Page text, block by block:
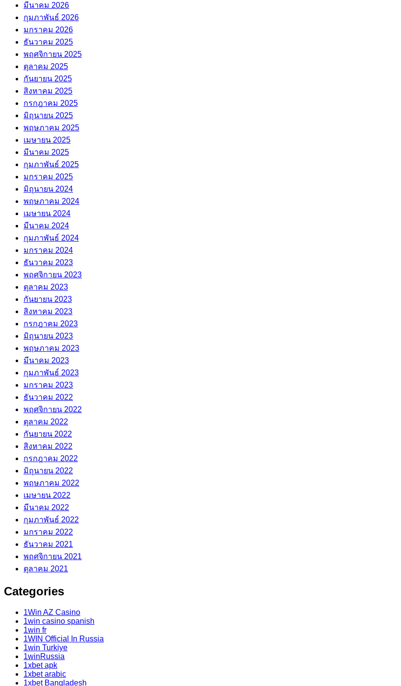
มีนาคม 2026
กุมภาพันธ์ 2026
มกราคม 2026
ธันวาคม 2025
พฤศจิกายน 2025
ตุลาคม 2025
กันยายน 2025
สิงหาคม 2025
กรกฎาคม 2025
มิถุนายน 2025
พฤษภาคม 2025
เมษายน 2025
มีนาคม 2025
กุมภาพันธ์ 2025
มกราคม 2025
มิถุนายน 2024
พฤษภาคม 2024
เมษายน 2024
มีนาคม 2024
กุมภาพันธ์ 2024
มกราคม 2024
ธันวาคม 2023
พฤศจิกายน 2023
ตุลาคม 2023
กันยายน 2023
สิงหาคม 2023
กรกฎาคม 2023
มิถุนายน 2023
พฤษภาคม 2023
มีนาคม 2023
กุมภาพันธ์ 2023
มกราคม 2023
ธันวาคม 2022
พฤศจิกายน 2022
ตุลาคม 2022
กันยายน 2022
สิงหาคม 2022
กรกฎาคม 2022
มิถุนายน 2022
พฤษภาคม 2022
เมษายน 2022
มีนาคม 2022
กุมภาพันธ์ 2022
มกราคม 2022
ธันวาคม 2021
พฤศจิกายน 2021
ตุลาคม 2021
Categories
1Win AZ Casino
1win casino spanish
1win fr
1WIN Official In Russia
1win Turkiye
1winRussia
1xbet apk
1xbet arabic
1xbet Bangladesh